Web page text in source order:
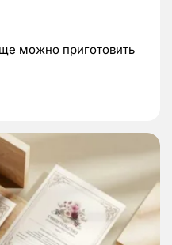
можно приготовить